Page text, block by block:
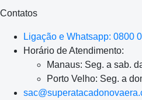
Contatos
Ligação e Whatsapp: 0800
Horário de Atendimento:
Manaus: Seg. a sab.
Porto Velho: Seg. a